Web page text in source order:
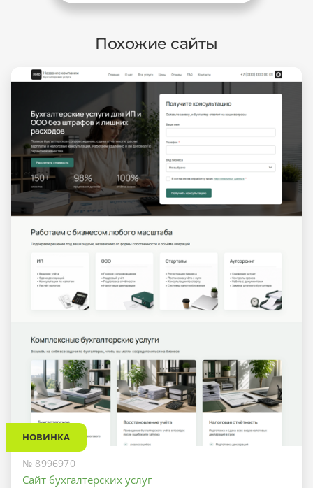
Похожие сайты
НОВИНКА
№ 8996970
Сайт бухгалтерских услуг